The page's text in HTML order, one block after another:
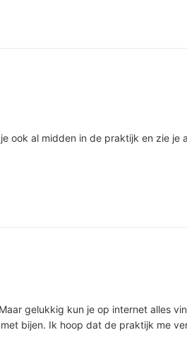
ook al midden in de praktijk en zie
gelukkig kun je op internet alles
bijen. Ik hoop dat de praktijk me